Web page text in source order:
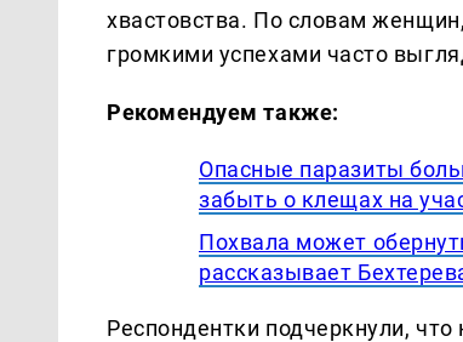
хвастовства. По словам
громкими успехами часто
Рекомендуем также:
Опасные паразиты
забыть о клещах на
Похвала может
рассказывает
Респондентки подчеркнули,